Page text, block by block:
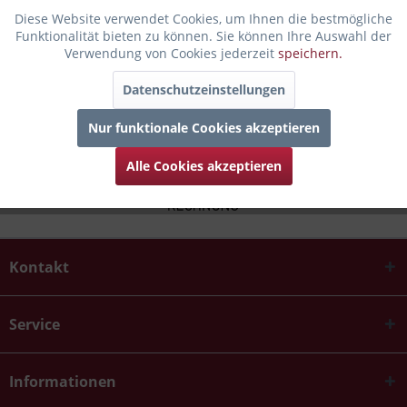
Merken
Kontakt
Service
Informationen
Diese Website verwendet Cookies, um Ihnen die bestmögliche
Funktionalität bieten zu können. Sie können Ihre Auswahl der
Verwendung von Cookies jederzeit speichern.
Datenschutzeinstellungen
Nur funktionale Cookies akzeptieren
Alle Cookies akzeptieren